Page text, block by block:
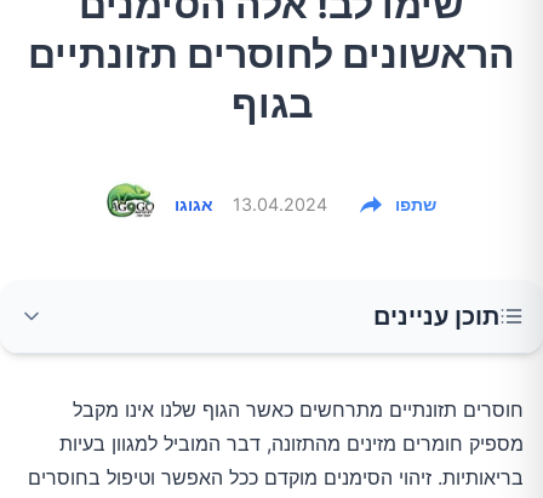
הראשונים לחוסרים תזונתיים
בגוף
אגוגו 13.04.2024 שתפו
תוכן עניינים
1. עייפות וחולשה
2. בעיות עור ושיער
חוסרים תזונתיים מתרחשים כאשר הגוף שלנו אינו מקבל
מספיק חומרים מזינים מהתזונה, דבר המוביל למגוון בעיות
בריאותיות. זיהוי הסימנים מוקדם ככל האפשר וטיפול בחוסרים